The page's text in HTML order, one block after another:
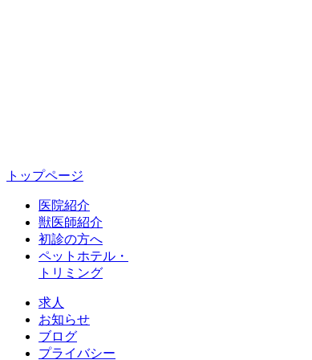
トップページ
医院紹介
獣医師紹介
初診の方へ
ペットホテル・
トリミング
求人
お知らせ
ブログ
プライバシー